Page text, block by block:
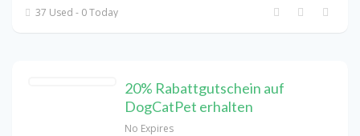
37 Used - 0 Today
20% Rabattgutschein auf
DogCatPet erhalten
No Expires